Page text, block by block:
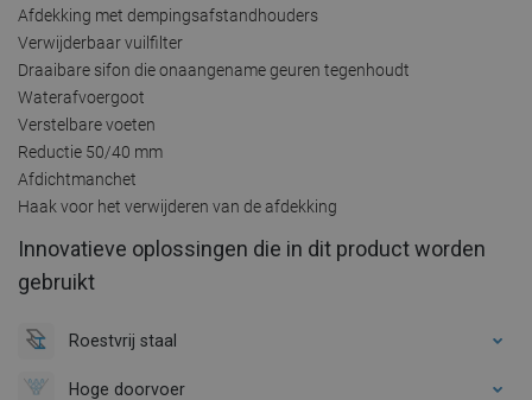
Afdekking met dempingsafstandhouders
Verwijderbaar vuilfilter
Draaibare sifon die onaangename geuren tegenhoudt
Waterafvoergoot
Verstelbare voeten
Reductie 50/40 mm
Afdichtmanchet
Haak voor het verwijderen van de afdekking
Innovatieve oplossingen die in dit product worden
gebruikt
Roestvrij staal
Hoge doorvoer